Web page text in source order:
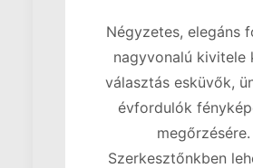
Négyzetes, elegáns
nagyvonalú kivitele
választás esküvők,
évfordulók
megőrzésére.
Szerkesztőnkben